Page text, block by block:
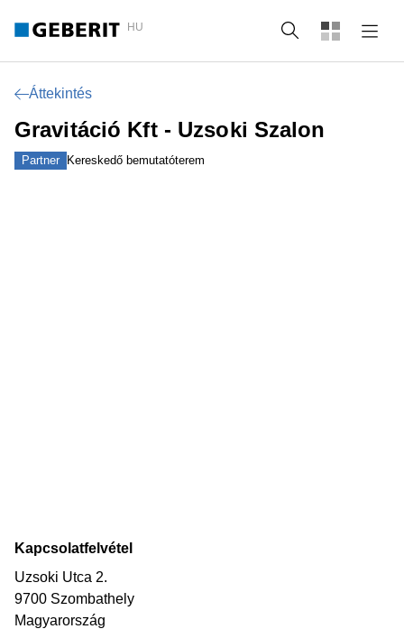
HU Keresés
Áttekintés
Gravitáció Kft - Uzsoki Szalon
Partner Kereskedő bemutatóterem
Kapcsolatfelvétel
Uzsoki Utca 2.
9700 Szombathely
Magyarország